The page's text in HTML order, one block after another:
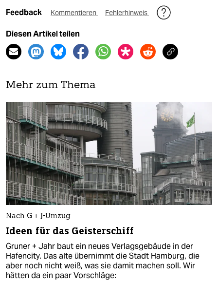
Feedback Kommentieren Fehlerhinweis
Diesen Artikel teilen
Mehr zum Thema
Nach G + J-Umzug
Ideen für das Geisterschiff
Gruner + Jahr baut ein neues Verlagsgebäude in der
Hafencity. Das alte übernimmt die Stadt Hamburg, die
aber noch nicht weiß, was sie damit machen soll. Wir
hätten da ein paar Vorschläge: